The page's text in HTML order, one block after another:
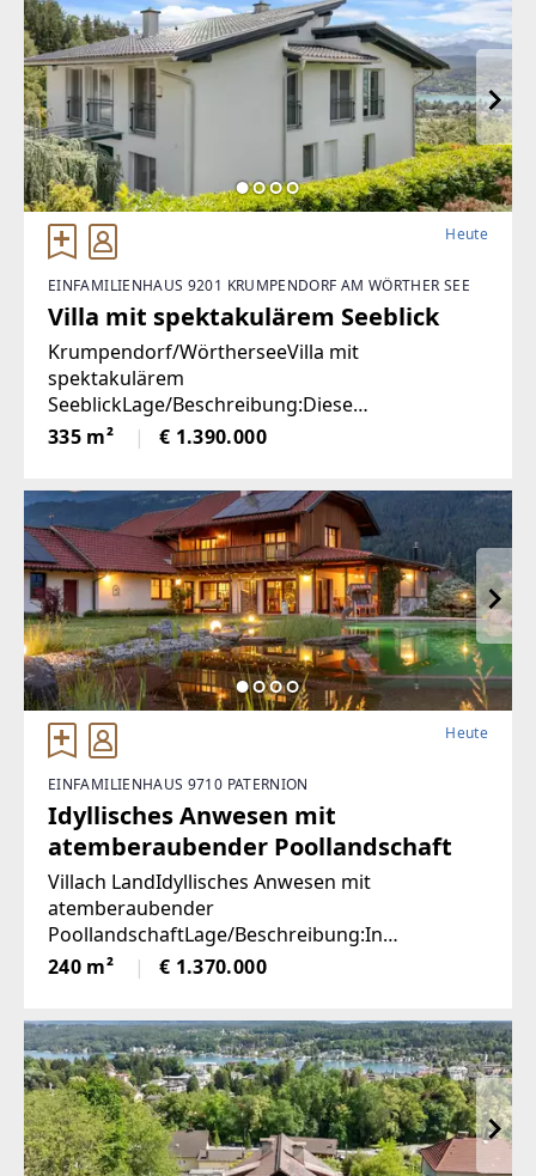
Heute
EINFAMILIENHAUS 9201 KRUMPENDORF AM WÖRTHER SEE
Villa mit spektakulärem Seeblick
Krumpendorf/WörtherseeVilla mit
spektakulärem
SeeblickLage/Beschreibung:Diese
außergewöhnliche Villa in Krumpendorf am
Wörthersee vereint großzügiges Wohnen,
Aussicht in einer der begehrtesten
335 m² € 1.390.000
Heute
EINFAMILIENHAUS 9710 PATERNION
Idyllisches Anwesen mit
atemberaubender Poollandschaft
Villach LandIdyllisches Anwesen mit
atemberaubender
PoollandschaftLage/Beschreibung:In
traumhafter Lage von Feffernitz präsentiert sich
dieses außergewöhnliche Anwesen als wahres
Eingebettet in eine
240 m² € 1.370.000